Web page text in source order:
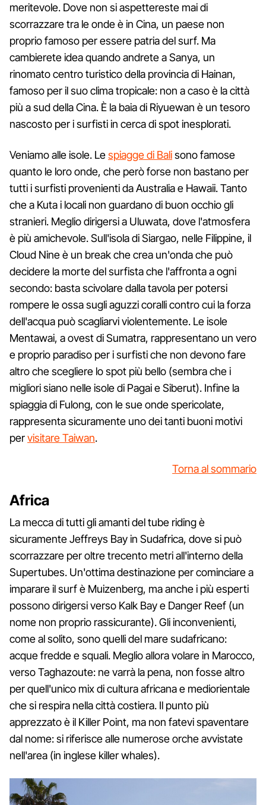
meritevole. Dove non si aspettereste mai di
scorrazzare tra le onde è in Cina, un paese non
proprio famoso per essere patria del surf. Ma
cambierete idea quando andrete a Sanya, un
rinomato centro turistico della provincia di Hainan,
famoso per il suo clima tropicale: non a caso è la città
più a sud della Cina. È la baia di Riyuewan è un tesoro
nascosto per i surfisti in cerca di spot inesplorati.
Veniamo alle isole. Lespiagge di Balisono famose
quanto le loro onde, che però forse non bastano per
tutti i surfisti provenienti da Australia e Hawaii. Tanto
che a Kuta i locali non guardano di buon occhio gli
stranieri. Meglio dirigersi a Uluwata, dove l'atmosfera
è più amichevole. Sull'isola di Siargao, nelle Filippine, il
Cloud Nine è un break che crea un'onda che può
decidere la morte del surfista che l'affronta a ogni
secondo: basta scivolare dalla tavola per potersi
rompere le ossa sugli aguzzi coralli contro cui la forza
dell'acqua può scagliarvi violentemente. Le isole
Mentawai, a ovest di Sumatra, rappresentano un vero
e proprio paradiso per i surfisti che non devono fare
altro che scegliere lo spot più bello (sembra che i
migliori siano nelle isole di Pagai e Siberut). Infine la
spiaggia di Fulong, con le sue onde spericolate,
rappresenta sicuramente uno dei tanti buoni motivi
pervisitare Taiwan.
Torna al sommario
Africa
La mecca di tutti gli amanti del tube riding è
sicuramente Jeffreys Bay in Sudafrica, dove si può
scorrazzare per oltre trecento metri all'interno della
Supertubes. Un'ottima destinazione per cominciare a
imparare il surf è Muizenberg, ma anche i più esperti
possono dirigersi verso Kalk Bay e Danger Reef (un
nome non proprio rassicurante). Gli inconvenienti,
come al solito, sono quelli del mare sudafricano:
acque fredde e squali. Meglio allora volare in Marocco,
verso Taghazoute: ne varrà la pena, non fosse altro
per quell'unico mix di cultura africana e mediorientale
che si respira nella città costiera. Il punto più
apprezzato è il Killer Point, ma non fatevi spaventare
dal nome: si riferisce alle numerose orche avvistate
nell'area (in inglese killer whales).